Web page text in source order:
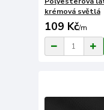
krémová světlá
109 Kč/m